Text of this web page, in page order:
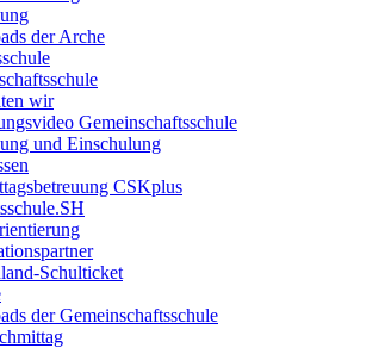
der Arche
wir
Gemeinschaftsschule
und Einschulung
CSKplus
Schulticket
der Gemeinschaftsschule